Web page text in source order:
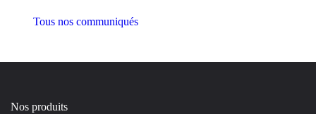
Tous nos communiqués
Nos produits